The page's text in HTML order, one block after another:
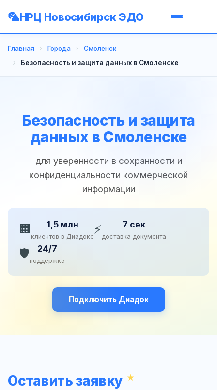
НРЦ Новосибирск ЭДО
Главная Города
Смоленск
Безопасность и защита данных в Смоленске
Безопасность и защита
данных в Смоленске
для уверенности в сохранности и
конфиденциальности коммерческой
информации
🏢 1,5 млн
клиентов в Диадоке⚡ 7 сек
доставка документа
🛡️ 24/7
поддержка
Подключить Диадок
Оставить заявку